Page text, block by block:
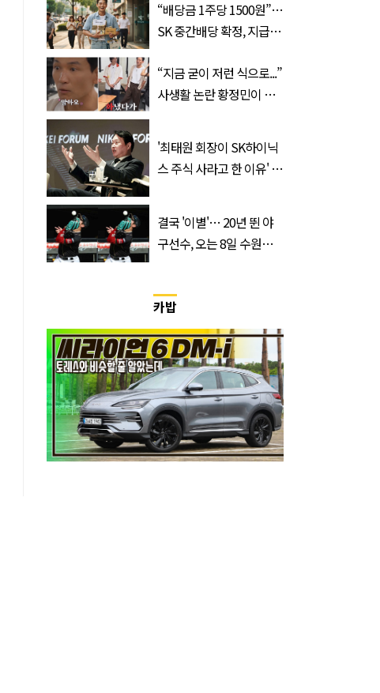
는?
“배당금 1주당 1500원”…
SK 중간배당 확정, 지급일
“지금 굳이 저런 식으로...”
사생활 논란 황정민이 곧
'최태원 회장이 SK하이닉
스 주식 사라고 한 이유' 글
결국 '이별'… 20년 뛴 야
구선수, 오는 8일 수원서
카밥